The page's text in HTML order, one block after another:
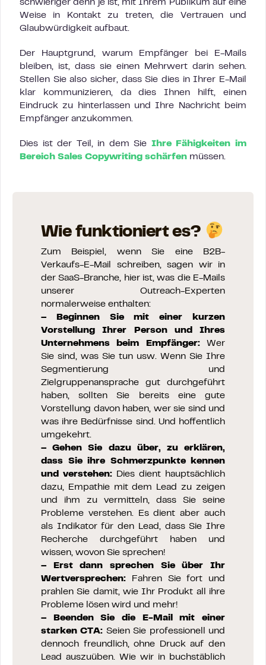
schwieriger denn je ist, mit Ihrem Publikum auf eine
Weise in Kontakt zu treten, die Vertrauen und
Glaubwürdigkeit aufbaut.
Der Hauptgrund, warum Empfänger bei E-Mails
bleiben, ist, dass sie einen Mehrwert darin sehen.
Stellen Sie also sicher, dass Sie dies in Ihrer E-Mail
klar kommunizieren, da dies Ihnen hilft, einen
Eindruck zu hinterlassen und Ihre Nachricht beim
Empfänger anzukommen.
Dies ist der Teil, in dem Sie Ihre Fähigkeiten im
Bereich Sales Copywriting schärfen müssen.
Wie funktioniert es?
Zum Beispiel, wenn Sie eine B2B-
Verkaufs-E-Mail schreiben, sagen wir in
der SaaS-Branche, hier ist, was die E-Mails
unserer Outreach-Experten
normalerweise enthalten:
– Beginnen Sie mit einer kurzen
Vorstellung Ihrer Person und Ihres
Unternehmens beim Empfänger:Wer
Sie sind, was Sie tun usw. Wenn Sie Ihre
Segmentierung und
Zielgruppenansprache gut durchgeführt
haben, sollten Sie bereits eine gute
Vorstellung davon haben, wer sie sind und
was ihre Bedürfnisse sind. Und hoffentlich
umgekehrt.
– Gehen Sie dazu über, zu erklären,
dass Sie ihre Schmerzpunkte kennen
und verstehen: Dies dient hauptsächlich
dazu, Empathie mit dem Lead zu zeigen
und ihm zu vermitteln, dass Sie seine
Probleme verstehen. Es dient aber auch
als Indikator für den Lead, dass Sie Ihre
Recherche durchgeführt haben und
wissen, wovon Sie sprechen!
– Erst dann sprechen Sie über Ihr
Wertversprechen: Fahren Sie fort und
prahlen Sie damit, wie Ihr Produkt all ihre
Probleme lösen wird und mehr!
– Beenden Sie die E-Mail mit einer
starken CTA: Seien Sie professionell und
dennoch freundlich, ohne Druck auf den
Lead auszuüben. Wie wir in buchstäblich